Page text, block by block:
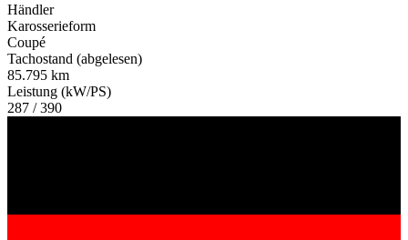
Händler
Karosserieform
Coupé
Tachostand (abgelesen)
85.795 km
Leistung (kW/PS)
287 / 390